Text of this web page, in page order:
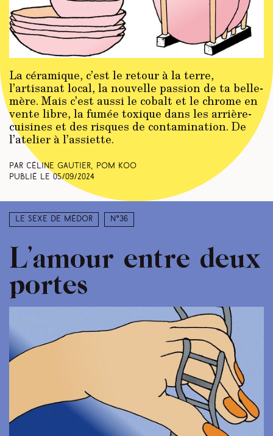
La céramique, c’est le retour à la terre,
l’artisanat local, la nouvelle passion de ta belle-
mère. Mais c’est aussi le cobalt et le chrome en
vente libre, la fumée toxique dans les arrière-
cuisines et des risques de contamination. De
l’atelier à l’assiette.
Par Céline Gautier, Pom Koo
Publié le 05/09/2024
Le sexe de Médor N°36
L’amour entre deux
portes